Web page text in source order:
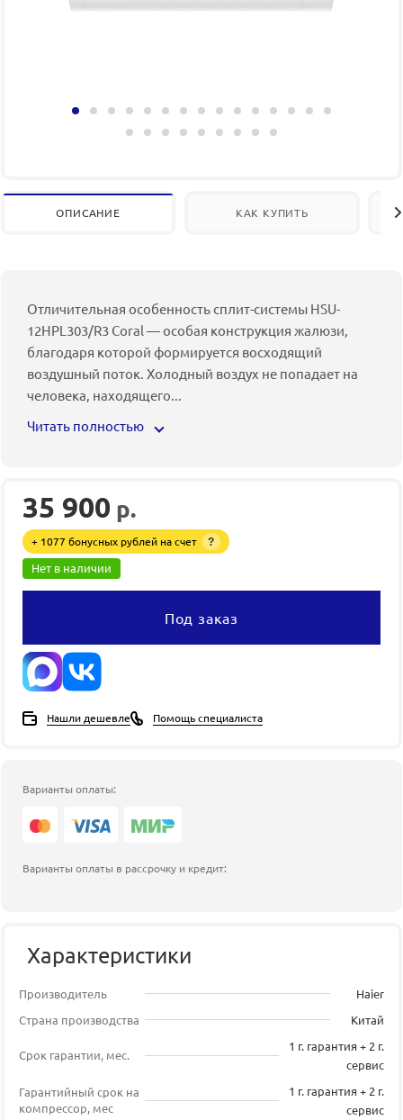
ОПИСАНИЕ КАК КУПИТЬ
Отличительная особенность сплит-системы HSU-
12HPL303/R3 Coral — особая конструкция жалюзи,
благодаря которой формируется восходящий
воздушный поток. Холодный воздух не попадает на
человека, находящего...
Читать полностью
35 900 р.
+ 1077 бонусных рублей на счет ?
Нет в наличии
Под заказ
Нашли дешевле Помощь специалиста
Варианты оплаты:
Варианты оплаты в рассрочку и кредит:
Характеристики
Производитель
Haier
Страна производства
Китай
Срок гарантии, мес.
1 г. гарантия + 2 г.
сервис
Гарантийный срок на
компрессор, мес
1 г. гарантия + 2 г.
сервис